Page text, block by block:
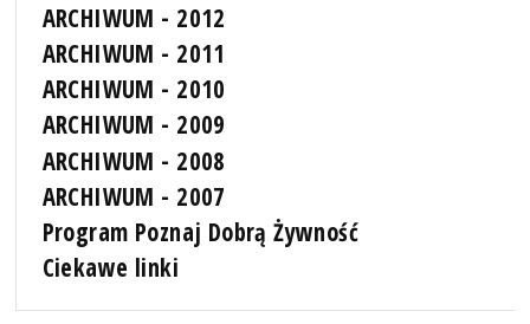
ARCHIWUM - 2012
ARCHIWUM - 2011
ARCHIWUM - 2010
ARCHIWUM - 2009
ARCHIWUM - 2008
ARCHIWUM - 2007
Program Poznaj Dobrą Żywność
Ciekawe linki